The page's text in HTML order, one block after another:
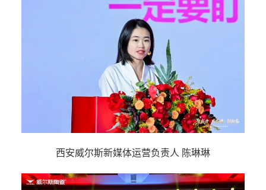
西安威尔斯新媒体运营负责人 陈琳琳